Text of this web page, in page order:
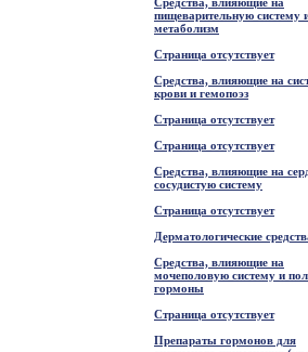
пищеварительную систему
метаболизм
Страница отсутствует
Средства, влияющие на
крови и гемопоэз
Страница отсутствует
Страница отсутствует
Средства, влияющие на
сосудистую систему
Страница отсутствует
Дерматологические
Средства, влияющие на
мочеполовую систему и
гормоны
Страница отсутствует
Препараты гормонов для